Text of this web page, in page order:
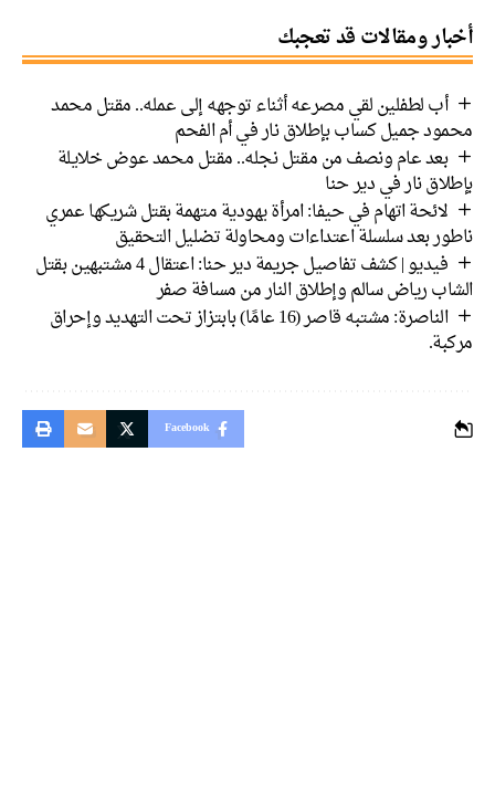
أخبار ومقالات قد تعجبك
أب لطفلين لقي مصرعه أثناء توجهه إلى عمله.. مقتل محمد
محمود جميل كساب بإطلاق نار في أم الفحم
بعد عام ونصف من مقتل نجله.. مقتل محمد عوض خلايلة
بإطلاق نار في دير حنا
لائحة اتهام في حيفا: امرأة يهودية متهمة بقتل شريكها عمري
ناطور بعد سلسلة اعتداءات ومحاولة تضليل التحقيق
فيديو | كشف تفاصيل جريمة دير حنا: اعتقال 4 مشتبهين بقتل
الشاب رياض سالم وإطلاق النار من مسافة صفر
الناصرة: مشتبه قاصر (16 عامًا) بابتزاز تحت التهديد وإحراق
مركبة.
Facebook